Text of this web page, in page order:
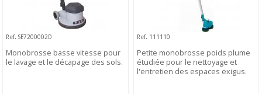
Ref. SE7200002D
Monobrosse basse vitesse pour
le lavage et le décapage des sols.
Ref. 111110
Petite monobrosse poids plume
étudiée pour le nettoyage et
l'entretien des espaces exigus.